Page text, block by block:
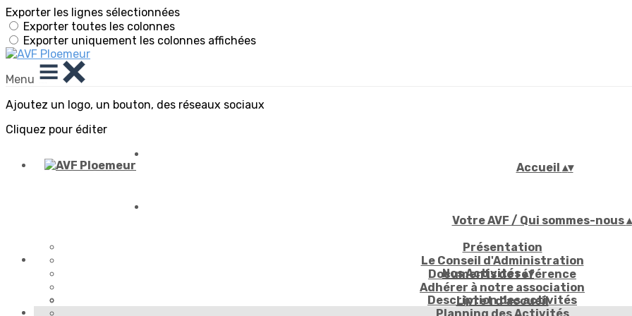
Exporter les lignes sélectionnées
Exporter toutes les colonnes
Exporter uniquement les colonnes affichées
Menu
Ajoutez un logo, un bouton, des réseaux sociaux
Cliquez pour éditer
Accueil ▴▾
Votre AVF / Qui sommes-nous▴
Présentation
Le Conseil d'Administration
Documents de référence
Adhérer à notre association
Livret d'accueil
Nos Activités▴▾
Description des activités